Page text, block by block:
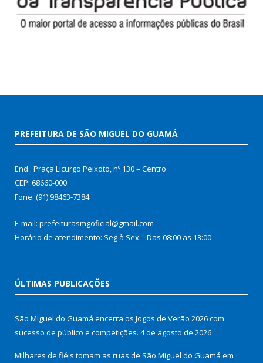
PREFEITURA DE SÃO MIGUEL DO GUAMÁ
End.: Praça Licurgo Peixoto, nº 130 – Centro
CEP: 68660-000
Fone: (91) 98463-7384
E-mail: prefeiturasmgoficial@gmail.com
Horário de atendimento: Seg à Sex – Das 08:00 as 13:00
ÚLTIMAS PUBLICAÇÕES
São Miguel do Guamá encerra os Jogos de Verão 2026 com
sucesso de público e competições. 4 de agosto de 2026
Milhares de fiéis tomam as ruas de São Miguel do Guamá em